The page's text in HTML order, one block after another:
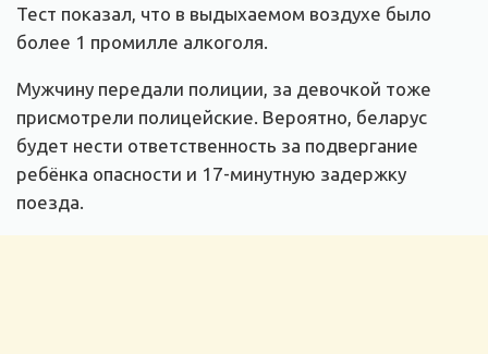
Тест показал, что в выдыхаемом воздухе было
более 1 промилле алкоголя.
Мужчину передали полиции, за девочкой тоже
присмотрели полицейские. Вероятно, беларус
будет нести ответственность за подвергание
ребёнка опасности и 17-минутную задержку
поезда.